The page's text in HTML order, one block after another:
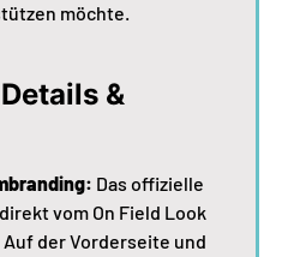
möchte.
&
Das offizielle
vom On Field Look
der Vorderseite und